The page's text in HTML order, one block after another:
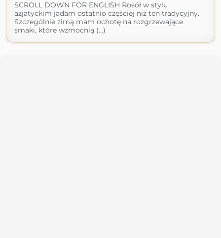
SCROLL DOWN FOR ENGLISH Rosół w stylu
azjatyckim jadam ostatnio częściej niż ten tradycyjny.
Szczególnie zimą mam ochotę na rozgrzewające
smaki, które wzmocnią (...)